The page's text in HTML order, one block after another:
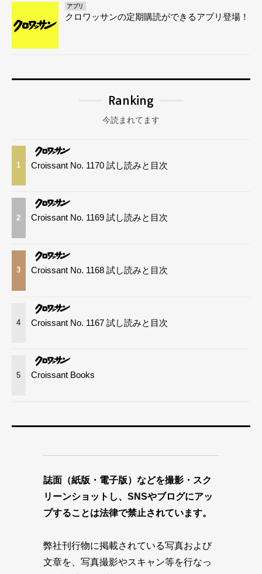
アプリ
クロワッサンの定期購読ができるアプリ登場！
Ranking
今読まれてます
1 Croissant No. 1170 試し読みと目次
2 Croissant No. 1169 試し読みと目次
3 Croissant No. 1168 試し読みと目次
4 Croissant No. 1167 試し読みと目次
5 Croissant Books
誌面（紙版・電子版）などを撮影・スク
リーンショットし、SNSやブログにアッ
プすることは法律で禁止されています。
弊社刊行物に掲載されている写真および
文章を、写真撮影やスキャン等を行なっ